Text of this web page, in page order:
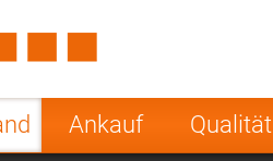
Ankauf Qualität
Poland
India